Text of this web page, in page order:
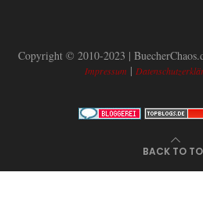
Copyright © 2010-2023 |
Impressum |
BACK TO